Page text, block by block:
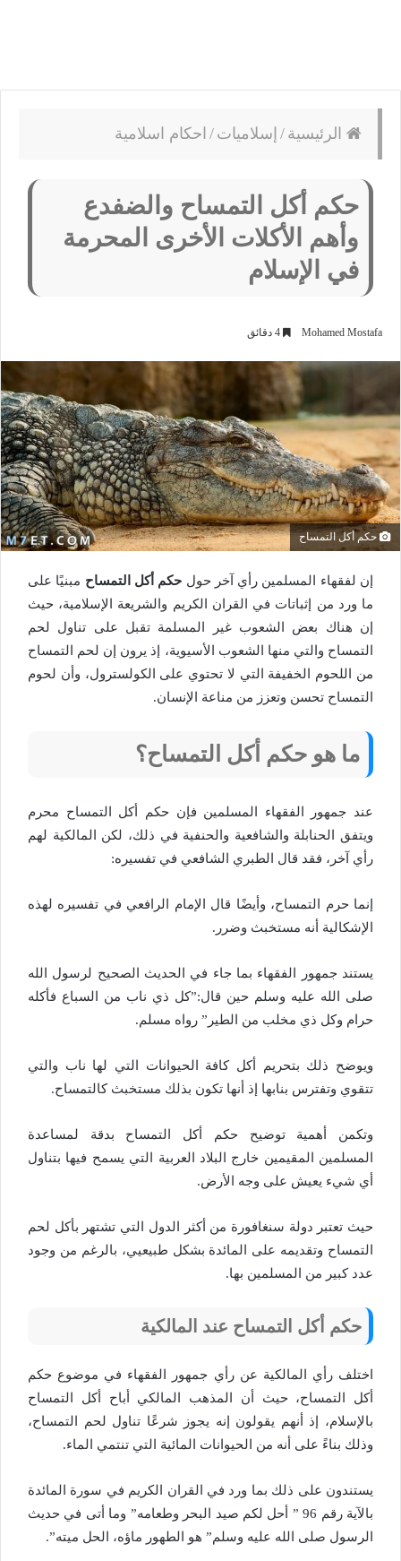
الرئيسية / إسلاميات / احكام اسلامية
حكم أكل التمساح والضفدع
وأهم الأكلات الأخرى المحرمة
في الإسلام
Mohamed Mostafa
حكم أكل التمساح
إن لفقهاء المسلمين رأي آخر حول حكم أكل التمساح مبنيًا على
ما ورد من إثباتات في القران الكريم والشريعة الإسلامية، حيث
إن هناك بعض الشعوب غير المسلمة تقبل على تناول لحم
التمساح والتي منها الشعوب الأسيوية، إذ يرون إن لحم التمساح
من اللحوم الخفيفة التي لا تحتوي على الكولسترول، وأن لحوم
التمساح تحسن وتعزز من مناعة الإنسان.
ما هو حكم أكل التمساح؟
عند جمهور الفقهاء المسلمين فإن حكم أكل التمساح محرم
ويتفق الحنابلة والشافعية والحنفية في ذلك، لكن المالكية لهم
رأي آخر، فقد قال الطبري الشافعي في تفسيره:
إنما حرم التمساح، وأيضًا قال الإمام الرافعي في تفسيره لهذه
الإشكالية أنه مستخبث وضرر.
يستند جمهور الفقهاء بما جاء في الحديث الصحيح لرسول الله
صلى الله عليه وسلم حين قال:”كل ذي ناب من السباع فأكله
حرام وكل ذي مخلب من الطير” رواه مسلم.
ويوضح ذلك بتحريم أكل كافة الحيوانات التي لها ناب والتي
تتقوي وتفترس بنابها إذ أنها تكون بذلك مستخبث كالتمساح.
وتكمن أهمية توضيح حكم أكل التمساح بدقة لمساعدة
المسلمين المقيمين خارج البلاد العربية التي يسمح فيها بتناول
أي شيء يعيش على وجه الأرض.
حيث تعتبر دولة سنغافورة من أكثر الدول التي تشتهر بأكل لحم
التمساح وتقديمه على المائدة بشكل طبيعيي، بالرغم من وجود
عدد كبير من المسلمين بها.
حكم أكل التمساح عند المالكية
اختلف رأي المالكية عن رأي جمهور الفقهاء في موضوع حكم
أكل التمساح، حيث أن المذهب المالكي أباح أكل التمساح
بالإسلام، إذ أنهم يقولون إنه يجوز شرعًا تناول لحم التمساح،
وذلك بناءً على أنه من الحيوانات المائية التي تنتمي الماء.
يستندون على ذلك بما ورد في القران الكريم في سورة المائدة
بالآية رقم 96 ” أحل لكم صيد البحر وطعامه” وما أتى في حديث
الرسول صلى الله عليه وسلم” هو الطهور ماؤه، الحل ميته”.